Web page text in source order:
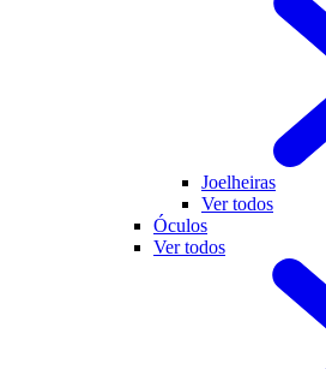
Joelheiras
Ver todos
Óculos
Ver todos